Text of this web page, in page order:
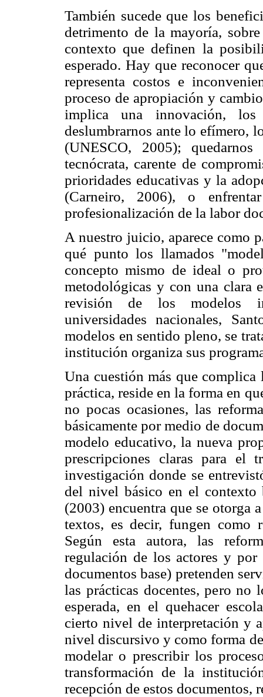
También sucede que los
detrimento de la mayoría,
contexto que definen la
esperado. Hay que reconocer
representa costos e
proceso de apropiación y
implica una innovación, los
deslumbrarnos ante lo efímero,
(UNESCO, 2005);
tecnócrata, carente de
prioridades educativas y la
(Carneiro, 2006), o
profesionalización de la labor
A nuestro juicio, aparece como
qué punto los llamados
concepto mismo de ideal o
metodológicas y con una clara
revisión de los modelos
universidades nacionales,
modelos en sentido pleno, se
institución organiza sus
Una cuestión más que
práctica, reside en la forma en
no pocas ocasiones, las
básicamente por medio de
modelo educativo, la nueva
prescripciones claras para el
investigación donde se
del nivel básico en el contexto
(2003) encuentra que se otorga
textos, es decir, fungen como
Según esta autora, las
regulación de los actores y
documentos base) pretenden
las prácticas docentes, pero
esperada, en el quehacer
cierto nivel de interpretación y
nivel discursivo y como forma
modelar o prescribir los
transformación de la
recepción de estos documentos,